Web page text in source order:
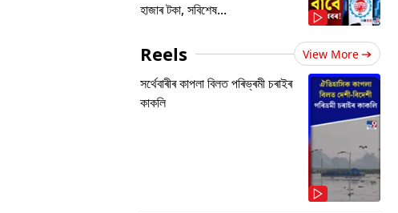
হাজাৰ টকা, সবিশেষ...
Reels View More
সৰ্থেবাৰীৰ কাপলা বিলত পৰিভ্ৰমী চৰাইৰ
কাকলি